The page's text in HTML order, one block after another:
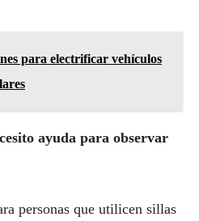
para electrificar vehículos
ayuda para observar
personas que utilicen sillas